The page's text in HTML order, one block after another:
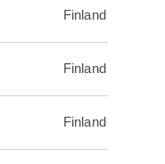
Finland
Finland
Finland